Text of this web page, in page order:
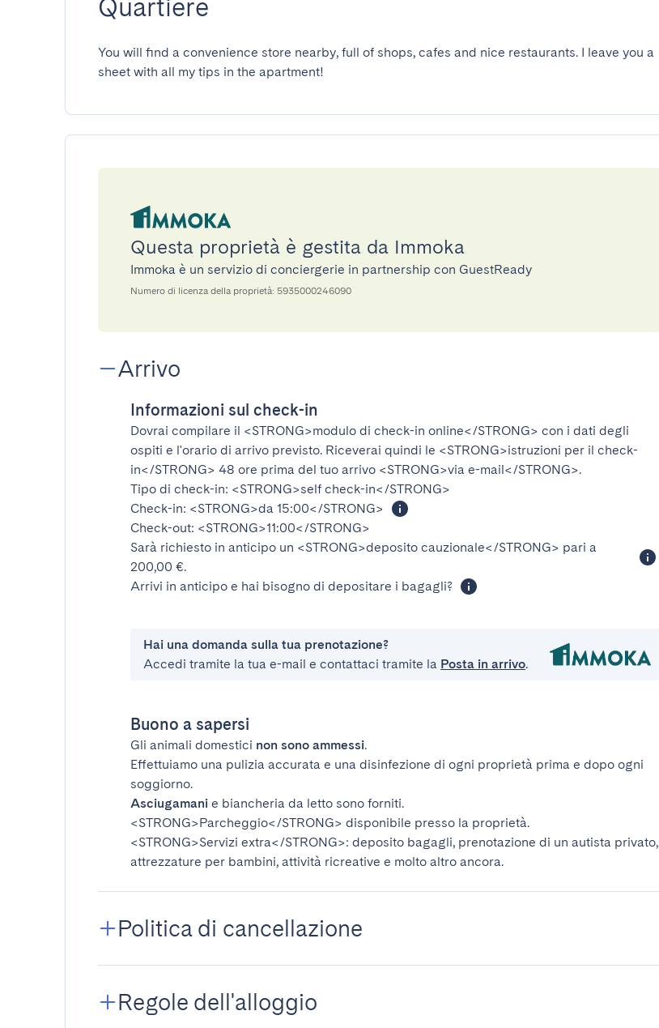
Quartiere
You will find a convenience store nearby, full of shops, cafes and nice restaurants. I leave you a
sheet with all my tips in the apartment!
Questa proprietà è gestita da Immoka
Immoka è un servizio di conciergerie in partnership con GuestReady
Numero di licenza della proprietà: 5935000246090
Arrivo
Informazioni sul check-in
Dovrai compilare il <STRONG>modulo di check-in online</STRONG> con i dati degli
ospiti e l'orario di arrivo previsto. Riceverai quindi le <STRONG>istruzioni per il check-
in</STRONG> 48 ore prima del tuo arrivo <STRONG>via e-mail</STRONG>.
Tipo di check-in: <STRONG>self check-in</STRONG>
Check-in: <STRONG>da 15:00</STRONG>
Check-out: <STRONG>11:00</STRONG>
Sarà richiesto in anticipo un <STRONG>deposito cauzionale</STRONG> pari a
200,00 €.
Arrivi in anticipo e hai bisogno di depositare i bagagli?
Hai una domanda sulla tua prenotazione?
Accedi tramite la tua e-mail e contattaci tramite la Posta in arrivo.
Buono a sapersi
Gli animali domestici non sono ammessi.
Effettuiamo una pulizia accurata e una disinfezione di ogni proprietà prima e dopo ogni
soggiorno.
Asciugamani e biancheria da letto sono forniti.
<STRONG>Parcheggio</STRONG> disponibile presso la proprietà.
<STRONG>Servizi extra</STRONG>: deposito bagagli, prenotazione di un autista privato,
attrezzature per bambini, attività ricreative e molto altro ancora.
Politica di cancellazione
Regole dell'alloggio